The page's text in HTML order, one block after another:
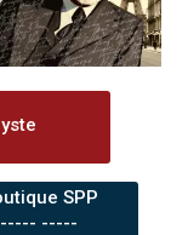
SPP
----- -----